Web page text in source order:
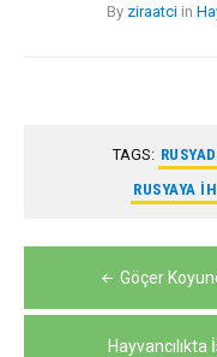
By ziraatciin
TAGS:
RUSYAYA
Yazı
Göçer